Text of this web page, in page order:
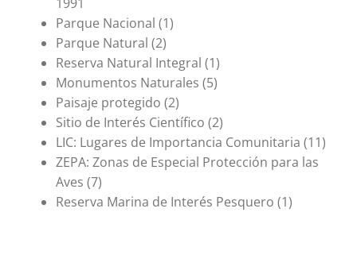
Parque Nacional (1)
Parque Natural (2)
Reserva Natural Integral (1)
Monumentos Naturales (5)
Paisaje protegido (2)
Sitio de Interés Científico (2)
LIC: Lugares de Importancia Comunitaria (11)
ZEPA: Zonas de Especial Protección para las
Aves (7)
Reserva Marina de Interés Pesquero (1)